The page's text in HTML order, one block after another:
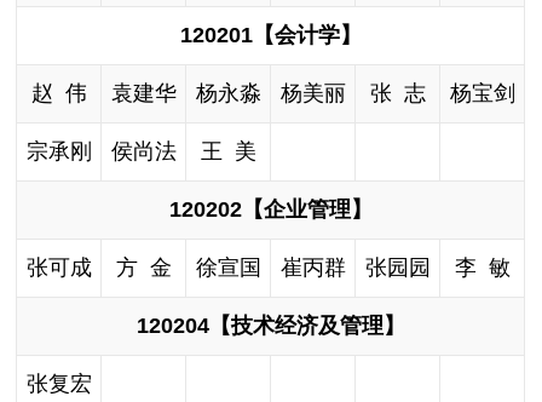
120201【会计学】
赵 伟 袁建华 杨永淼 杨美丽 张 志 杨宝剑
宗承刚 侯尚法 王 美
120202【企业管理】
张可成 方 金 徐宣国 崔丙群 张园园 李 敏
120204【技术经济及管理】
张复宏